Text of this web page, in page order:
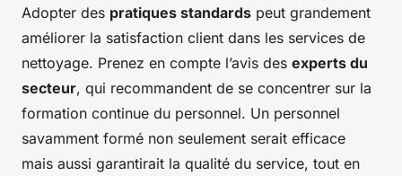
Adopter des pratiques standards peut grandement
améliorer la satisfaction client dans les services de
nettoyage. Prenez en compte l’avis des experts du
secteur, qui recommandent de se concentrer sur la
formation continue du personnel. Un personnel
savamment formé non seulement serait efficace
mais aussi garantirait la qualité du service, tout en